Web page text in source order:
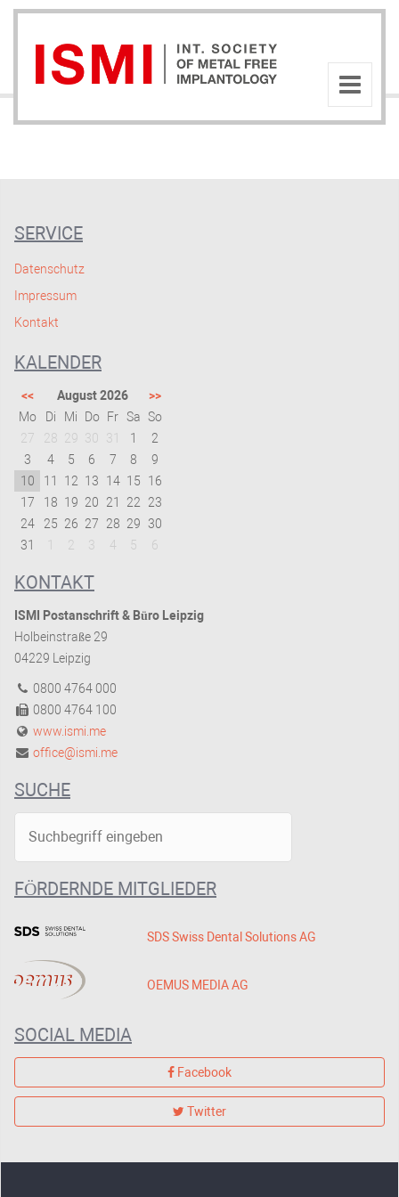
SERVICE
Datenschutz
Impressum
Kontakt
KALENDER
<< August 2026
>>
Mo
Di Mi Do Fr Sa So
27
28 29 30 31 1
2
3
4 5 6 7 8
9
10
11 12 13 14 15
16
17
18 19 20 21 22
23
24
25 26 27 28 29 30
31
2 3 4 5 6
KONTAKT
ISMI Postanschrift & Büro Leipzig
Holbeinstraße 29
04229 Leipzig
0800 4764 000
0800 4764 100
www.ismi.me
office@ismi.me
SUCHE
FÖRDERNDE MITGLIEDER
SDS Swiss Dental Solutions AG
OEMUS MEDIA AG
SOCIAL MEDIA
Facebook
Twitter